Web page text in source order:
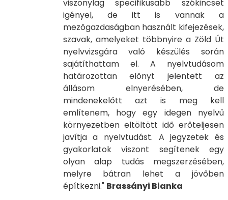
viszonylag specifikusabb szókincset
igényel, de itt is vannak a
mezőgazdaságban használt kifejezések,
szavak, amelyeket többnyire a Zöld Út
nyelvvizsgára való készülés során
sajátíthattam el. A nyelvtudásom
határozottan előnyt jelentett az
állásom elnyerésében, de
mindenekelőtt azt is meg kell
említenem, hogy egy idegen nyelvű
környezetben eltöltött idő erőteljesen
javítja a nyelvtudást. A jegyzetek és
gyakorlatok viszont segítenek egy
olyan alap tudás megszerzésében,
melyre bátran lehet a jövőben
építkezni." Brassányi Bianka